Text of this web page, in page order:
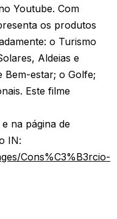
Youtube. Com
os produtos
o Turismo
Aldeias e
Bem-estar; o Golfe;
Este filme
e na página de
IN:
Cons%C3%B3rcio-